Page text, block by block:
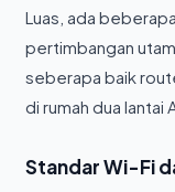
Luas, ada
pertimbangan
seberapa baik
di rumah dua lantai
Standar Wi-Fi